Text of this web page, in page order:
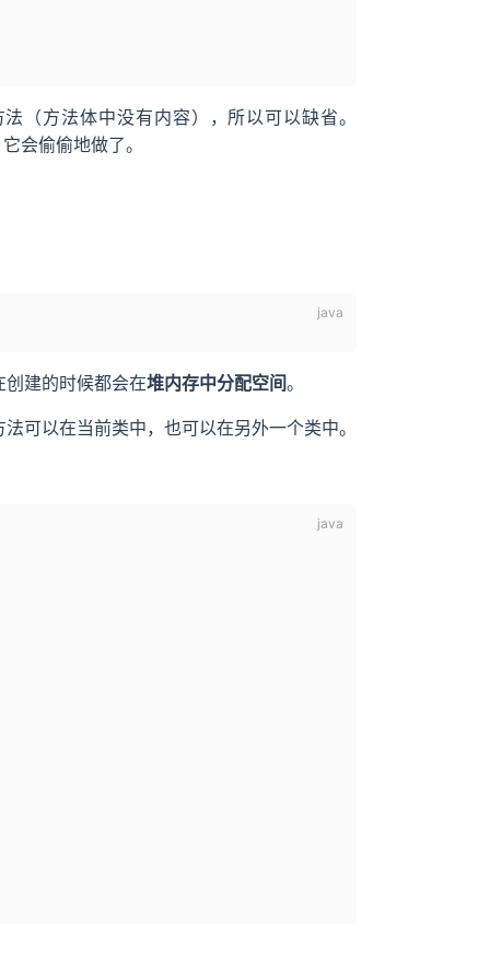
（方法体中没有内容），所以可以缺省。
会偷偷地做了。
创建的时候都会在堆内存中分配空间。
法可以在当前类中，也可以在另外一个类中。